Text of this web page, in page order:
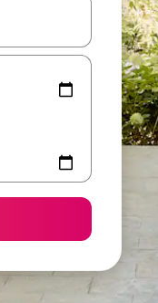
podrás navegar